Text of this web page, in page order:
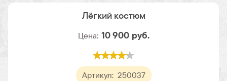
Лёгкий костюм
Артикул: 250037
Цена: 10 900 руб.